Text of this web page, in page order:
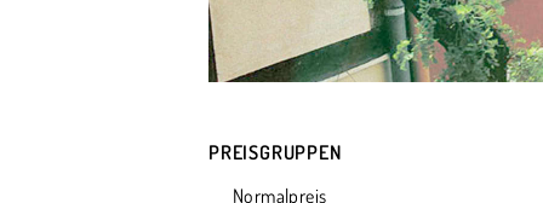
PREISGRUPPEN
Normalpreis